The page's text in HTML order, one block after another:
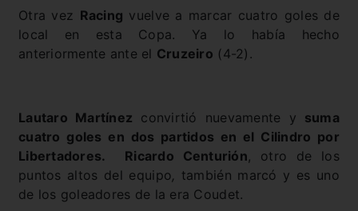
Otra vez Racing vuelve a marcar cuatro goles de
local en esta Copa. Ya lo había hecho
anteriormente ante el Cruzeiro (4-2).
Lautaro Martínez convirtió nuevamente y suma
cuatro goles en dos partidos en el Cilindro por
Libertadores.
Ricardo Centurión, otro de los
puntos altos del equipo
también marcó y es uno
de los goleadores de la era Coudet.